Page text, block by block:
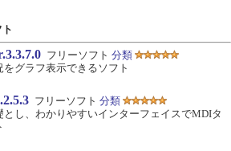
フリーソフト 分類
グラフ表示できるソフト
フリーソフト 分類
とし、わかりやすいインターフェイスでMDIタ